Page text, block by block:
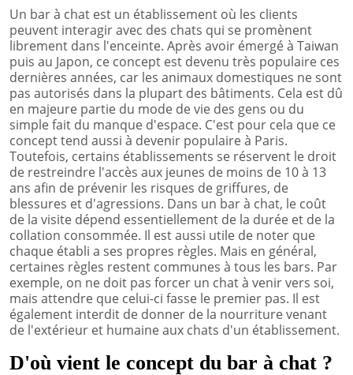
Un bar à chat est un établissement où les clients
peuvent interagir avec des chats qui se promènent
librement dans l'enceinte. Après avoir émergé à Taiwan
puis au Japon, ce concept est devenu très populaire ces
dernières années, car les animaux domestiques ne sont
pas autorisés dans la plupart des bâtiments. Cela est dû
en majeure partie du mode de vie des gens ou du
simple fait du manque d'espace. C'est pour cela que ce
concept tend aussi à devenir populaire à Paris.
Toutefois, certains établissements se réservent le droit
de restreindre l'accès aux jeunes de moins de 10 à 13
ans afin de prévenir les risques de griffures, de
blessures et d'agressions. Dans un bar à chat, le coût
de la visite dépend essentiellement de la durée et de la
collation consommée. Il est aussi utile de noter que
chaque établi a ses propres règles. Mais en général,
certaines règles restent communes à tous les bars. Par
exemple, on ne doit pas forcer un chat à venir vers soi,
mais attendre que celui-ci fasse le premier pas. Il est
également interdit de donner de la nourriture venant
de l'extérieur et humaine aux chats d'un établissement.
D'où vient le concept du bar à chat ?